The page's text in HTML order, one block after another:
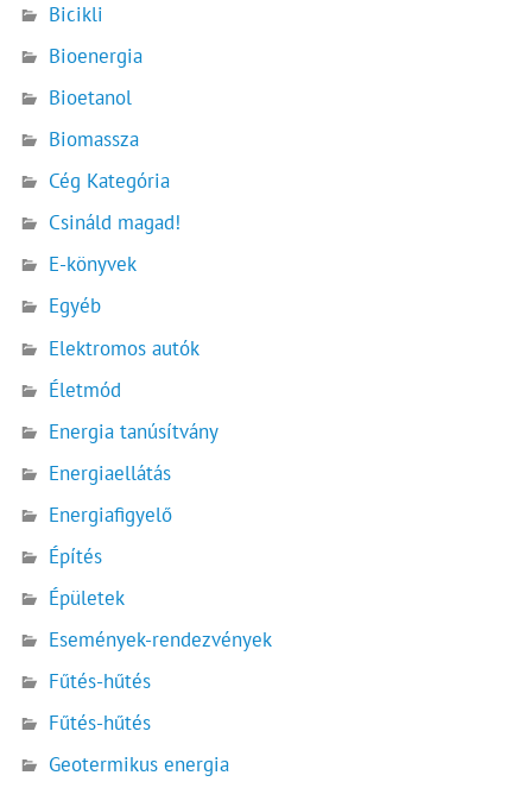
Bicikli
Bioenergia
Bioetanol
Biomassza
Cég Kategória
Csináld magad!
E-könyvek
Egyéb
Elektromos autók
Életmód
Energia tanúsítvány
Energiaellátás
Energiafigyelő
Építés
Épületek
Események-rendezvények
Fűtés-hűtés
Fűtés-hűtés
Geotermikus energia